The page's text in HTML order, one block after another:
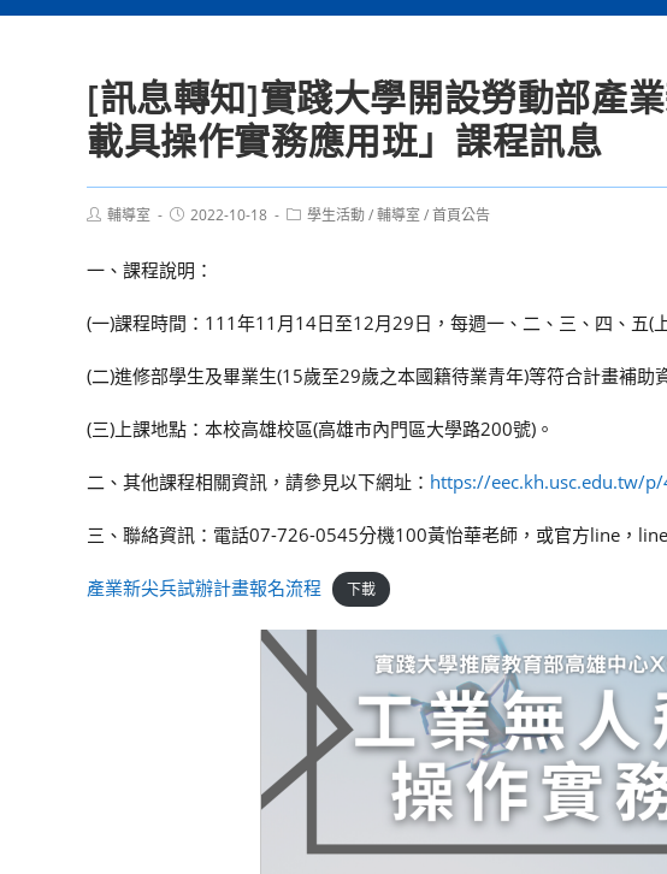
[訊息轉知]實踐大學開設勞動部產
載具操作實務應用班」課程訊息
Post輔導室
Post2022-10-18
Post學生活動/輔導室 /首頁公告
一、課程說明：
(一)課程時間：111年11月14日至12月29日，每週一、二、三、四、五
(二)進修部學生及畢業生(15歲至29歲之本國籍待業青年)等符合計畫補
(三)上課地點：本校高雄校區(高雄市內門區大學路200號)。
二、其他課程相關資訊，請參見以下網址： https://eec.kh.usc.edu.tw/
三、聯絡資訊：電話07-726-0545分機100黃怡華老師，或官方line，
產業新尖兵試辦計畫報名流程 下載